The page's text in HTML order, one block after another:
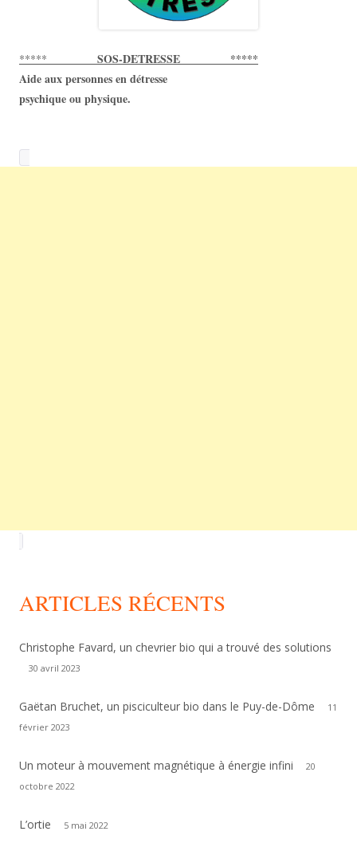
***** SOS-DETRESSE *****
Aide aux personnes en détresse
psychique ou physique.
ARTICLES RÉCENTS
Christophe Favard, un chevrier bio qui a trouvé des solutions
30 avril 2023
Gaëtan Bruchet, un pisciculteur bio dans le Puy-de-Dôme
11
février 2023
Un moteur à mouvement magnétique à énergie infini
20
octobre 2022
L’ortie 5 mai 2022